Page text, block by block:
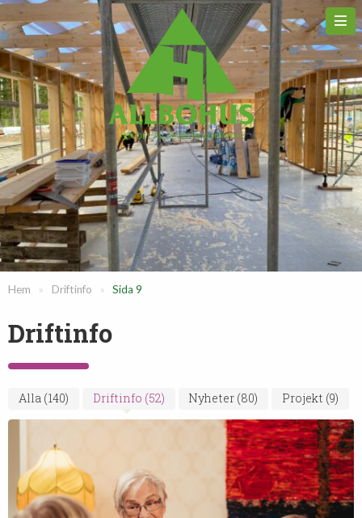
Hem » Driftinfo » Sida 9
Driftinfo
Alla (140) Driftinfo (52) Nyheter (80) Projekt (9)